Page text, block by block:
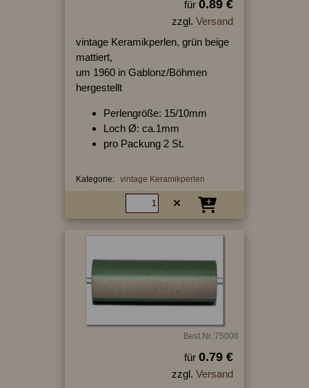
für 0.89 €
zzgl. Versand
vintage Keramikperlen, grün beige
mattiert,
um 1960 in Gablonz/Böhmen
hergestellt
Perlengröße: 15/10mm
Loch Ø: ca.1mm
pro Packung 2 St.
Kategorie: vintage Keramikperlen
Best.Nr.:75008
für 0.79 €
zzgl. Versand